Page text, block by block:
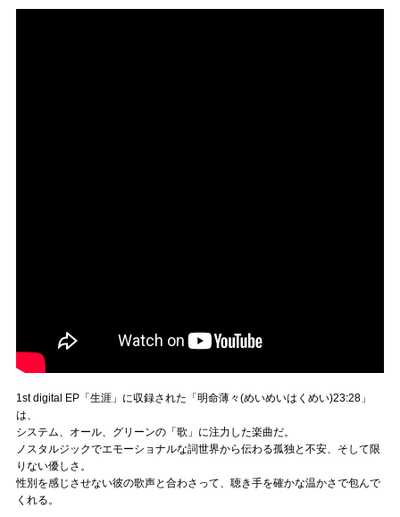
1st digital EP「生涯」に収録された「明命薄々(めいめいはくめい)23:28」
は、
システム、オール、グリーンの「歌」に注力した楽曲だ。
ノスタルジックでエモーショナルな詞世界から伝わる孤独と不安、そして限
りない優しさ。
性別を感じさせない彼の歌声と合わさって、聴き手を確かな温かさで包んで
くれる。